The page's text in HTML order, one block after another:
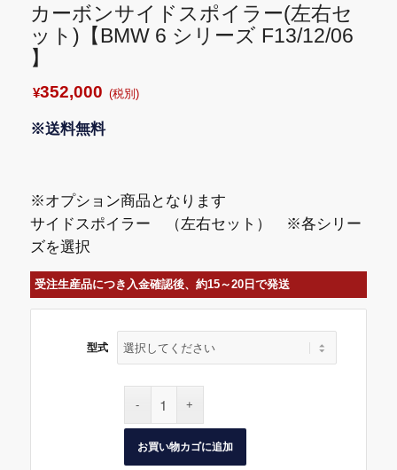
カーボンサイドスポイラー(左右セ
ット)【BMW 6 シリーズ F13/12/06
】
¥352,000 (税別)
※送料無料
※オプション商品となります
サイドスポイラー （左右セット） ※各シリー
ズを選択
受注生産品につき入金確認後、約15～20日で発送
型式
お買い物カゴに追加